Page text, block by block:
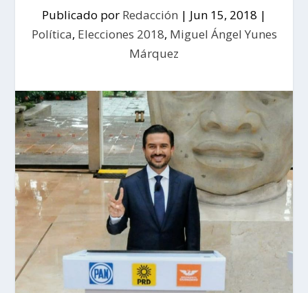
Publicado por Redacción | Jun 15, 2018 |
Política, Elecciones 2018, Miguel Ángel Yunes
Márquez